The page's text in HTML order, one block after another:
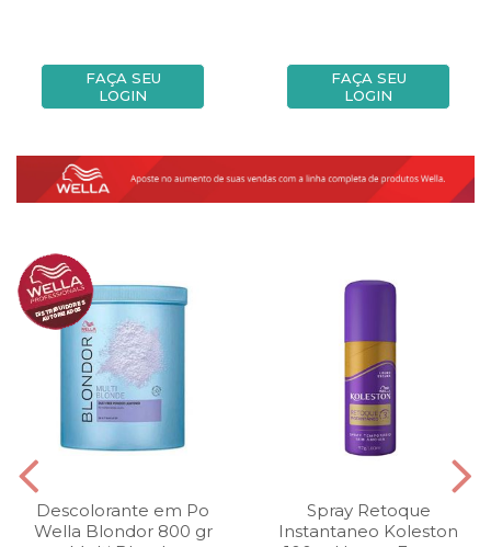
FAÇA SEU
LOGIN
FAÇA SEU
LOGIN
Descolorante em Po
Wella Blondor 800 gr
Spray Retoque
Instantaneo Koleston